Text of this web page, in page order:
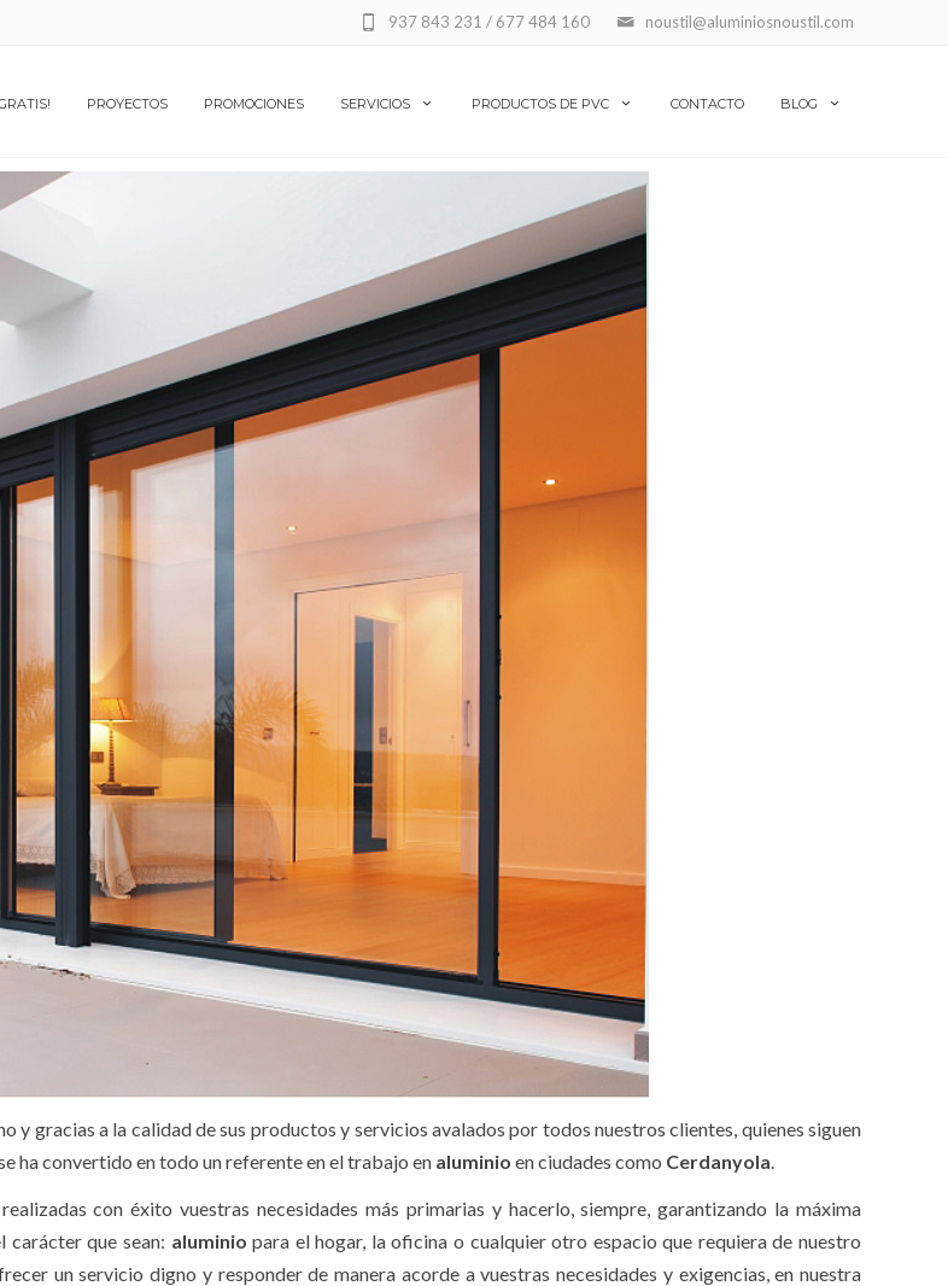
noustil@aluminiosnoustil.com
937 843 231 / 677 484 160
PROYECTOS PROMOCIONES SERVICIOS PRODUCTOS DE PVC CONTACTO BLOG
y gracias a la calidad de sus productos y servicios avalados por todos nuestros clientes, quienes siguen
ha convertido en todo un referente en el trabajo en aluminio en ciudades como Cerdanyola.
con éxito vuestras necesidades más primarias y hacerlo, siempre, garantizando la máxima
carácter que sean: aluminio para el hogar, la oficina o cualquier otro espacio que requiera de nuestro
un servicio digno y responder de manera acorde a vuestras necesidades y exigencias, en nuestra